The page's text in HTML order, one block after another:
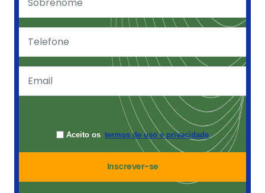
Aceito os termos de uso e privacidade
Inscrever-se